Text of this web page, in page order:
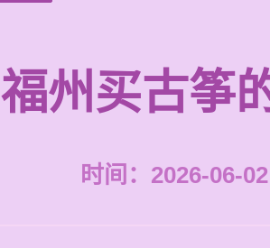
福州买古筝
时间：2026-06-